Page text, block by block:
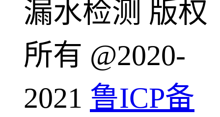
漏水检测 版权
所有 @2020-
2021 鲁ICP备